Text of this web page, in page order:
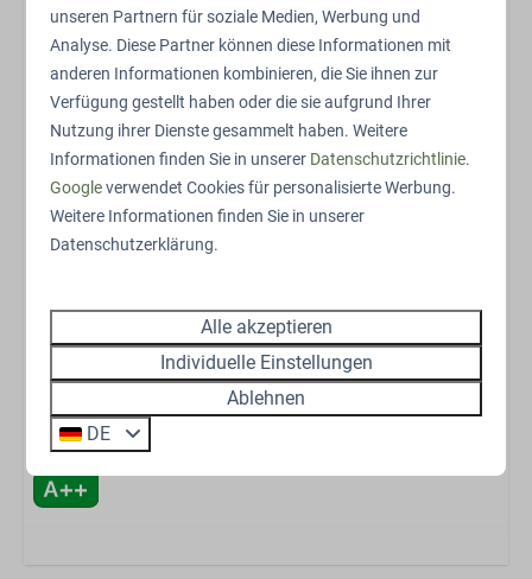
Hervorragende Einrichtungen im
Park
Zypendaal ist Teil eines grunen Ferienparks mit
zahlreichen Moglichkeiten. Du hast Zugang zum
Außenpool, dem Außenspielplatz mit Schaukeln und
Trampolin sowie zum Kinderbauernhof. Es gibt eine
Fahrradabstellanlage sowie Ladepunkte fur
Elektrofahrrader und Elektroautos. Der Park verfugt
Parkplatz fur deinen Aufenthalt. Kostenloses WLAN
sorgt dafur, dass du jederzeit erreichbar bleibst.
Het exterieur en interieur kunnen licht verschillen.
Energielabel:
unseren Partnern für soziale Medien, Werbung und
Analyse. Diese Partner können diese Informationen mit
anderen Informationen kombinieren, die Sie ihnen zur
Verfügung gestellt haben oder die sie aufgrund Ihrer
Nutzung ihrer Dienste gesammelt haben. Weitere
Informationen finden Sie in unserer Datenschutzrichtlinie.
Googleverwendet Cookies für personalisierte Werbung.
Weitere Informationen finden Sie in unserer
Datenschutzerklärung.
Alle akzeptieren
Individuelle Einstellungen
Ablehnen
DE